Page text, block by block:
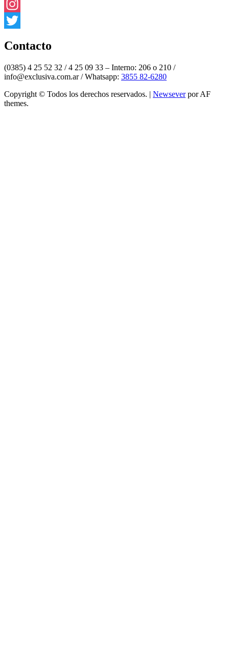
Facebook
Instagram
Contacto
(0385) 4 25 52 32 / 4 25 09 33 – Interno: 206 o 210 /
info@exclusiva.com.ar / Whatsapp: 3855 82-6280
Copyright © Todos los derechos reservados. | Newseverpor AF
themes.